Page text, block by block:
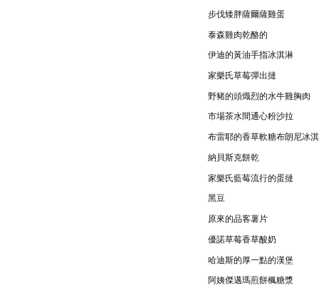
步伐矮胖薩爾薩雞蛋
泰森雞肉乾酪的
伊迪的黃油手指冰淇淋
家樂氏草莓彈出撻
野豬的頭熾烈的水牛雞胸肉
市場茶水間通心粉沙拉
布雷耶的香草軟糖布朗尼冰
納貝斯克餅乾
家樂氏藍莓流行的蛋撻
黑豆
原來的品客薯片
優諾草莓香草酸奶
哈迪斯的厚一點的漢堡
阿姨傑邁瑪煎餅楓糖漿